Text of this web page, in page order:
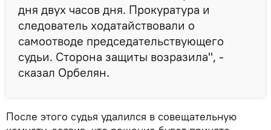
дня двух часов дня. Прокуратура и
следователь ходатайствовали о
самоотводе председательствующего
судьи. Сторона защиты возразила", -
сказал Орбелян.
После этого судья удалился в совещательную